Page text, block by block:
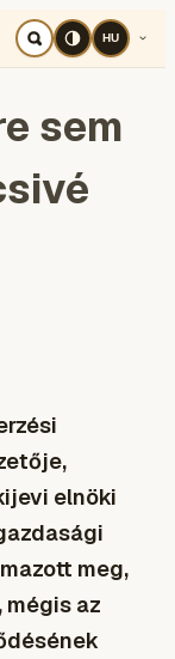
HÁBORÚ
HU
sem
elnöki
meg,
mégis az